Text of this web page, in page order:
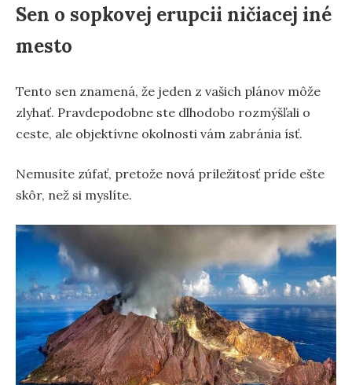
Sen o sopkovej erupcii ničiacej iné
mesto
Tento sen znamená, že jeden z vašich plánov môže
zlyhať. Pravdepodobne ste dlhodobo rozmýšľali o
ceste, ale objektívne okolnosti vám zabránia ísť.
Nemusíte zúfať, pretože nová príležitosť príde ešte
skôr, než si myslíte.